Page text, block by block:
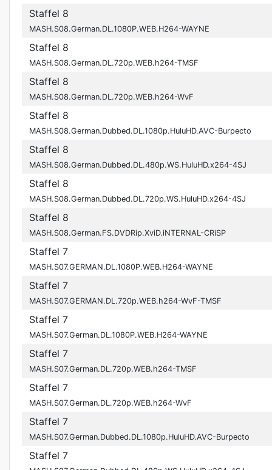
Staffel 8
MASH.S08.German.DL.1080P.WEB.H264-WAYNE
Staffel 8
MASH.S08.German.DL.720p.WEB.h264-TMSF
Staffel 8
MASH.S08.German.DL.720p.WEB.h264-WvF
Staffel 8
MASH.S08.German.Dubbed.DL.1080p.HuluHD.AVC-Burpecto
Staffel 8
MASH.S08.German.Dubbed.DL.480p.WS.HuluHD.x264-4SJ
Staffel 8
MASH.S08.German.Dubbed.DL.720p.WS.HuluHD.x264-4SJ
Staffel 8
MASH.S08.German.FS.DVDRip.XviD.iNTERNAL-CRiSP
Staffel 7
MASH.S07.GERMAN.DL.1080P.WEB.H264-WAYNE
Staffel 7
MASH.S07.GERMAN.DL.720p.WEB.h264-WvF-TMSF
Staffel 7
MASH.S07.German.DL.1080P.WEB.H264-WAYNE
Staffel 7
MASH.S07.German.DL.720p.WEB.h264-TMSF
Staffel 7
MASH.S07.German.DL.720p.WEB.h264-WvF
Staffel 7
MASH.S07.German.Dubbed.DL.1080p.HuluHD.AVC-Burpecto
Staffel 7